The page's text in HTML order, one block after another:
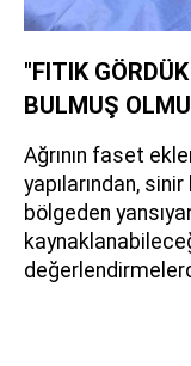
"FITIK
BULMUŞ
Ağrının faset
yapılarından,
bölgeden